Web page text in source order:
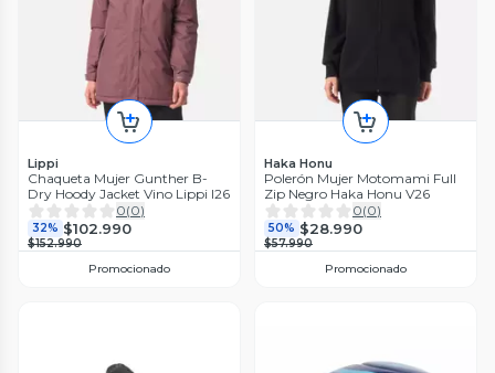
Lippi
Chaqueta Mujer Gunther B-
Dry Hoody Jacket Vino Lippi I26
0(0)
32% $102.990
$152.990
Promocionado
Haka Honu
Polerón Mujer Motomami Full
Zip Negro Haka Honu V26
0(0)
50% $28.990
$57.990
Promocionado